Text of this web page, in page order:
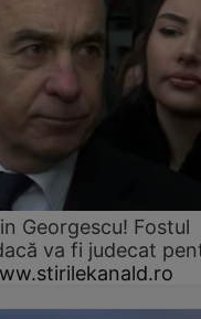
Georgescu! Fostul
va fi judecat